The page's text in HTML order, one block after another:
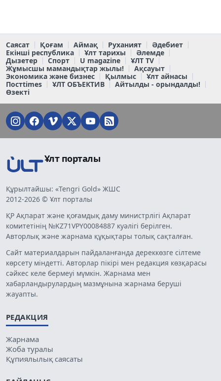
Саясат Қоғам Аймақ Руханият
Әдебиет
Екінші республика
Ұлт тарихы
Әлемде
Дызетер
Спорт U magazine
ҰЛТ TV
Жұмысшы мамандықтар жылы!
Ақсауыт
Экономика және бизнес
Қылмыс
Ұлт айнасы
Постtimes
ҰЛТ ОБЪЕКТИВ
Айтылды - орындалды!
Өзекті
Ұлт порталы
Құрылтайшы: «Tengri Gold» ЖШС
2012-2026 © Ұлт порталы
ҚР Ақпарат және қоғамдық даму министрлігі Ақпарат
комитетінің №KZ71VPY00084887 куәлігі берілген.
Авторлық және жарнама құқықтары толық сақталған.
Сайт материалдарын пайдаланғанда дереккөзге сілтеме
көрсету міндетті. Авторлар пікірі мен редакция көзқарасы
сәйкес келе бермеуі мүмкін. Жарнама мен
хабарландырулардың мазмұнына жарнама беруші
жауапты.
РЕДАКЦИЯ
Жарнама
Жоба туралы
Құпиялылық саясаты